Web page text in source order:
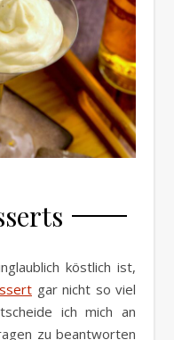
köstlich ist,
gar nicht so viel
ich mich an
zu beantworten